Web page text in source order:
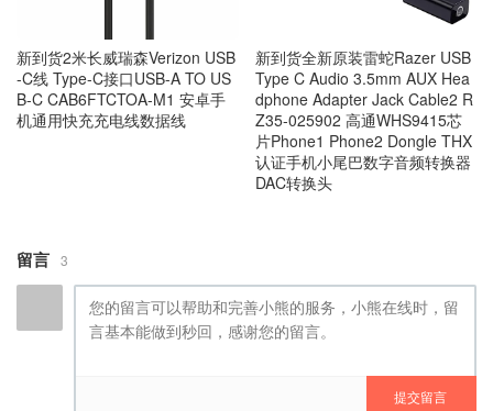
新到货2米长威瑞森Verizon USB
-C线 Type-C接口USB-A TO US
B-C CAB6FTCTOA-M1 安卓手
机通用快充充电线数据线
新到货全新原装雷蛇Razer USB
Type C Audio 3.5mm AUX Hea
dphone Adapter Jack Cable2 R
Z35-025902 高通WHS9415芯
片Phone1 Phone2 Dongle THX
认证手机小尾巴数字音频转换器
DAC转换头
留言 3
提交留言